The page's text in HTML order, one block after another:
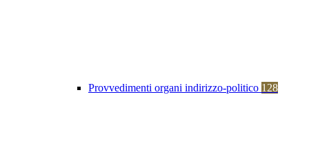
Provvedimenti organi indirizzo-politico 128